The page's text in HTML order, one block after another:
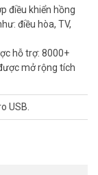
tất cả thiết bị điện
chính điện thoại
bạn có thể thiết
hoàn toàn tự động.
giá và lắp đặt nhà
điều khiển hồng
điều hòa, TV,
hỗ trợ: 8000+
mở rộng tích
USB.